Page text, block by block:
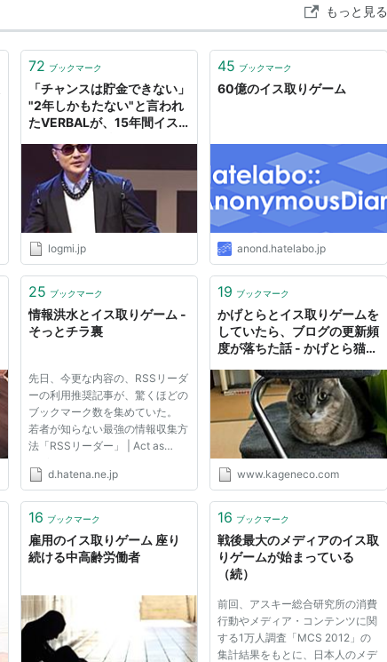
もっと見る
72 ブックマーク
「チャンスは貯金できない」
"2年しかもたない"と言われ
たVERBALが、15年間イス
たワケ - ログミー[o_O]
logmi.jp
45 ブックマーク
60億のイス取りゲーム
anond.hatelabo.jp
25 ブックマーク
情報洪水とイス取りゲーム -
そっとチラ裏
先日、今更な内容の、RSSリーダ
ーの利用推奨記事が、驚くほどの
ブックマーク数を集めていた。
若者が知らない最強の情報収集方
法「RSSリーダー」 | Act as
HIROCASTER どちらかと言え
クマークコメントかもしれない。
ない最...
d.hatena.ne.jp
19 ブックマーク
かげとらとイス取りゲームを
していたら、ブログの更新頻
度が落ちた話 - かげとら猫生
www.kageneco.com
16 ブックマーク
雇用のイス取りゲーム 座り
続ける中高齢労働者
16 ブックマーク
戦後最大のメディアのイス取
りゲームが始まっている
（続）
前回、アスキー総合研究所の消費
行動やメディア・コンテンツに関
する1万人調査「MCS 2012」の
集計結果をもとに、日本人のメデ